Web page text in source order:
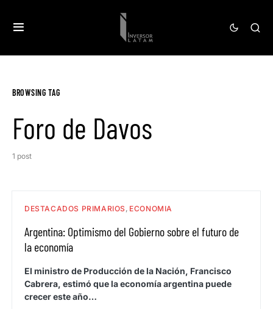
BROWSING TAG
Foro de Davos
1 post
DESTACADOS PRIMARIOS ECONOMIA
Argentina: Optimismo del Gobierno sobre el futuro de
la economía
El ministro de Producción de la Nación, Francisco
Cabrera, estimó que la economía argentina puede
crecer este año…